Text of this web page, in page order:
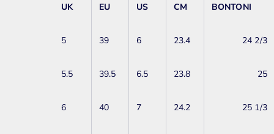
UK EU US CM BONTONI
5 39 6 23.4 24 2/3
5.5 39.5 6.5 23.8 25
6 40 7 24.2 25 1/3